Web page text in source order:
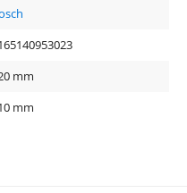
mm
mm